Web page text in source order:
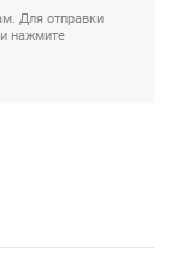
Для отправки
нажмите